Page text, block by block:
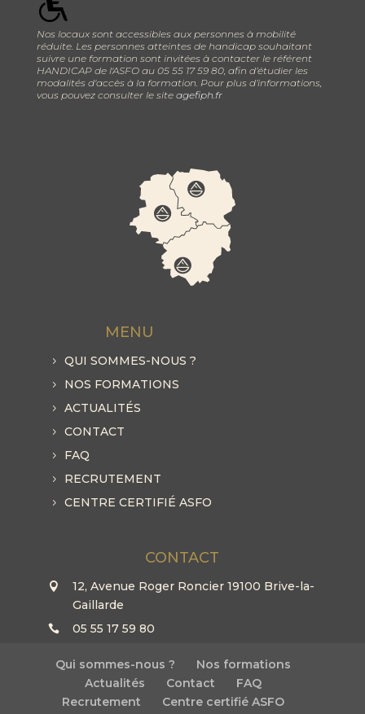
Nos locaux sont accessibles aux personnes à mobilité
réduite. Les personnes atteintes de handicap souhaitant
suivre une formation sont invitées à contacter le référent
HANDICAP de l'ASFO au 05 55 17 59 80, afin d’étudier les
modalités d'accès à la formation. Pour plus d’informations,
vous pouvez consulter le site agefiph.fr
MENU
QUI SOMMES-NOUS ?
NOS FORMATIONS
ACTUALITÉS
CONTACT
FAQ
RECRUTEMENT
CENTRE CERTIFIÉ ASFO
CONTACT
12, Avenue Roger Roncier 19100 Brive-la-
Gaillarde
05 55 17 59 80
Qui sommes-nous ?
Nos formations
Actualités
Contact
FAQ
Recrutement
Centre certifié ASFO